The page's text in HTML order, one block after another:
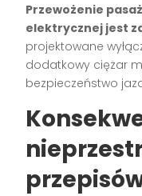
Przewożenie
elektrycznej jest
projektowane
dodatkowy ciężar
bezpieczeństwo